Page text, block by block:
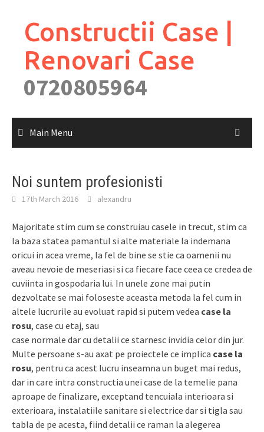
contentConstructii Case |
Renovari Case
0720805964
Main Menu
Noi suntem profesionisti
17th March 2016 alexandru
Majoritate stim cum se construiau casele in trecut, stim ca
la baza statea pamantul si alte materiale la indemana
oricui in acea vreme, la fel de bine se stie ca oamenii nu
aveau nevoie de meseriasi si ca fiecare face ceea ce credea de
cuviinta in gospodaria lui. In unele zone mai putin
dezvoltate se mai foloseste aceasta metoda la fel cum in
altele lucrurile au evoluat rapid si putem vedea case la
rosu, case cu etaj, sau
case normale dar cu detalii ce starnesc invidia celor din jur.
Multe persoane s-au axat pe proiectele ce implica case la
rosu, pentru ca acest lucru inseamna un buget mai redus,
dar in care intra constructia unei case de la temelie pana
aproape de finalizare, exceptand tencuiala interioara si
exterioara, instalatiile sanitare si electrice dar si tigla sau
tabla de pe acesta, fiind detalii ce raman la alegerea